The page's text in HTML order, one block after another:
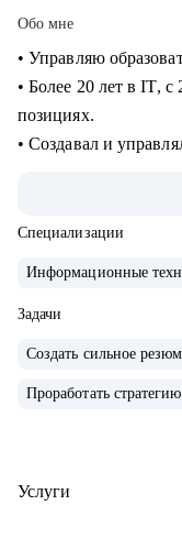
Обо мне
• Управляю
• Более 20 лет в IT, c
позициях.
• Создавал и
• Запускал b2b
NPS, Revenue.
• Занимаюсь наймом
собеседований,
предприятия» и
• Составить
Специализации
Информационные
Задачи
Создать сильное
Проработать
Услуги